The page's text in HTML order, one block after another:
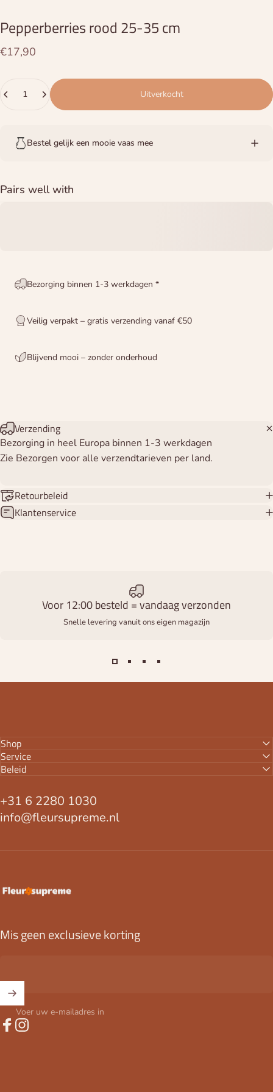
Pepperberriesrood 25-35cm
€17,90
Uitverkocht
Bestel gelijk een mooie vaas mee
Pairs well with
Bezorging binnen 1-3 werkdagen *
Veilig verpakt – gratis verzending vanaf €50
Blijvend mooi – zonder onderhoud
Verzending
Bezorging in heel Europa binnen 1-3 werkdagen
Zie Bezorgen voor alle verzendtarieven per land.
Retourbeleid
Klantenservice
Voor 12:00 besteld = vandaag verzonden
Snelle levering vanuit ons eigen magazijn
Shop
Service
Beleid
+31 6 2280 1030
info@fleursupreme.nl
FleurSupreme
Mis geen exclusieve korting
Voer uw e-mailadres in